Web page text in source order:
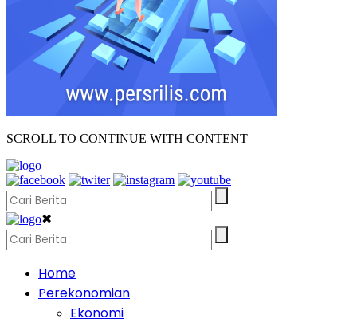
SCROLL TO CONTINUE WITH CONTENT
✖
Home
Perekonomian
Ekonomi